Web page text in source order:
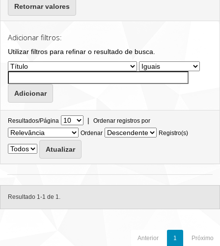
Retornar valores
Adicionar filtros:
Utilizar filtros para refinar o resultado de busca.
Resultados/Página | Ordenar registros por
Ordenar
Registro(s)
Resultado 1-1 de 1.
Anterior 1 Próximo